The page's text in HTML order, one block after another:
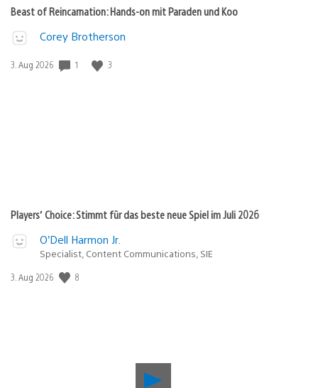
Beast of Reincarnation: Hands-on mit Paraden und Koo
Corey Brotherson
Veröffentlichungsdatum:
3. Aug 2026 1 3
Players’ Choice: Stimmt für das beste neue Spiel im Juli 2026
O’Dell Harmon Jr.
Specialist, Content Communications, SIE
Veröffentlichungsdatum:
3. Aug 2026 8
Verho